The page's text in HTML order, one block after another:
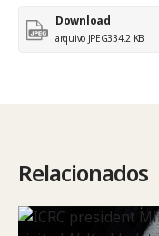
Download
arquivo JPEG334.2 KB
Relacionados